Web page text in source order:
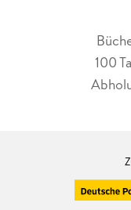
100